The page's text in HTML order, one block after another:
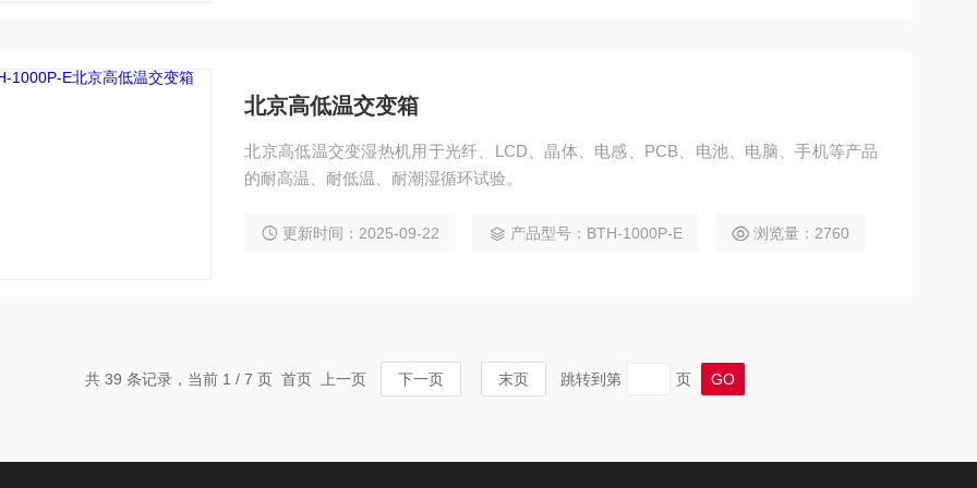
北京高低温交变箱
北京高低温交变湿热机用于光纤、LCD、晶体、电感、PCB、电池、电脑、手机等产品
的耐高温、耐低温、耐潮湿循环试验。
更新时间：2025-09-22 产品型号：BTH-1000P-E 浏览量：2760
共 39 条记录，当前 1 / 7 页 首页 上一页 下一页 末页 跳转到第 页